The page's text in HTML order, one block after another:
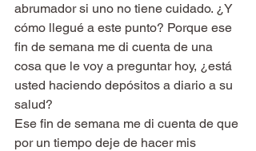
abrumador si uno no tiene cuidado. ¿Y
cómo llegué a este punto? Porque ese
fin de semana me di cuenta de una
cosa que le voy a preguntar hoy, ¿está
usted haciendo depósitos a diario a su
salud?
Ese fin de semana me di cuenta de que
por un tiempo deje de hacer mis